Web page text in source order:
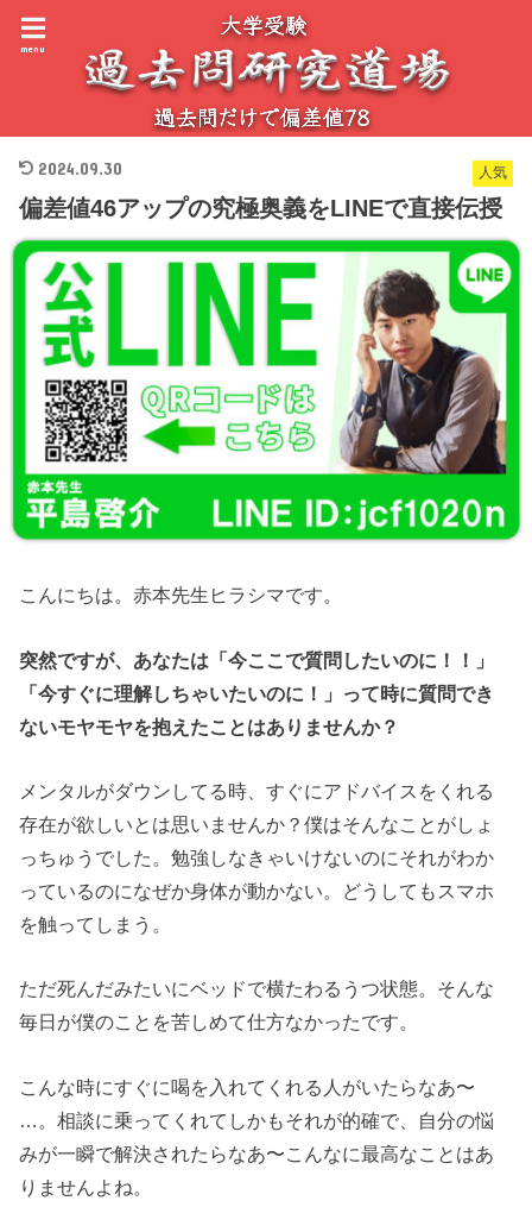
menu
人気
2024.09.30
偏差値46アップの究極奥義をLINEで直接伝授
こんにちは。赤本先生ヒラシマです。
突然ですが、あなたは「今ここで質問したいのに！！」
「今すぐに理解しちゃいたいのに！」って時に質問でき
ないモヤモヤを抱えたことはありませんか？
メンタルがダウンしてる時、すぐにアドバイスをくれる
存在が欲しいとは思いませんか？僕はそんなことがしょ
っちゅうでした。勉強しなきゃいけないのにそれがわか
っているのになぜか身体が動かない。どうしてもスマホ
を触ってしまう。
ただ死んだみたいにベッドで横たわるうつ状態。そんな
毎日が僕のことを苦しめて仕方なかったです。
こんな時にすぐに喝を入れてくれる人がいたらなあ〜
…。相談に乗ってくれてしかもそれが的確で、自分の悩
みが一瞬で解決されたらなあ〜こんなに最高なことはあ
りませんよね。